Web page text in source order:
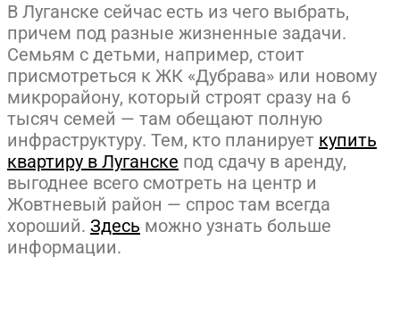
В Луганске сейчас есть из чего выбрать,
причем под разные жизненные задачи.
Семьям с детьми, например, стоит
присмотреться к ЖК «Дубрава» или новому
микрорайону, который строят сразу на 6
тысяч семей — там обещают полную
инфраструктуру. Тем, кто планирует купить
квартиру в Луганске под сдачу в аренду,
выгоднее всего смотреть на центр и
Жовтневый район — спрос там всегда
хороший. Здесь можно узнать больше
информации.